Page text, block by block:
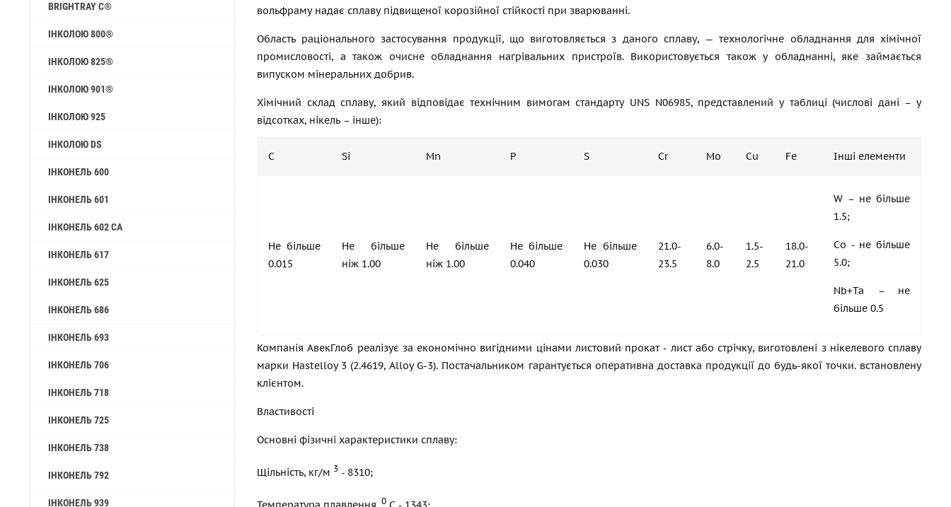
BRIGHTRAY C®
ІНКОЛОЮ 800®
ІНКОЛОЮ 825®
ІНКОЛОЮ 901®
ІНКОЛОЮ 925
ІНКОЛОЮ DS
ІНКОНЕЛЬ 600
ІНКОНЕЛЬ 601
ІНКОНЕЛЬ 602 CA
ІНКОНЕЛЬ 617
ІНКОНЕЛЬ 625
ІНКОНЕЛЬ 686
ІНКОНЕЛЬ 693
ІНКОНЕЛЬ 706
ІНКОНЕЛЬ 718
ІНКОНЕЛЬ 725
ІНКОНЕЛЬ 738
ІНКОНЕЛЬ 792
ІНКОНЕЛЬ 939
вольфраму надає сплаву підвищеної корозійної стійкості при зварюванні.
Область раціонального застосування продукції, що виготовляється з даного сплаву, — технологічне обладнання для хімічної
промисловості, а також очисне обладнання нагрівальних пристроїв. Використовується також у обладнанні, яке займається
випуском мінеральних добрив.
Хімічний склад сплаву, який відповідає технічним вимогам стандарту UNS N06985, представлений у таблиці (числові дані – у
відсотках, нікель – інше):
C Si Mn P S Cr Mo Cu Fe Інші елементи
Не більше
0.015
Не більше
ніж 1.00
Не більше
ніж 1.00
Не більше
0.040
Не більше
0.030
21.0-
23.5
6.0-
8.0
1.5-
2.5
18.0-
21.0
W – не більше
1.5;
Co - не більше
5.0;
Nb+Ta – не
більше 0.5
Компанія АвекГлоб реалізує за економічно вигідними цінами листовий прокат - лист або стрічку, виготовлені з нікелевого сплаву
марки Hastelloy 3 (2.4619, Alloy G-3). Постачальником гарантується оперативна доставка продукції до будь-якої точки. встановлену
клієнтом.
Властивості
Основні фізичні характеристики сплаву:
Щільність, кг/м 3 - 8310;
Температура плавлення, 0 С - 1343;